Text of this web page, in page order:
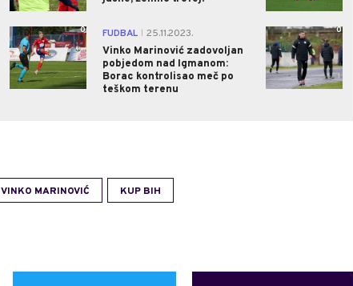
0 FUDBAL
25.11.2023.
Vinko Marinović zadovoljan
pobjedom nad Igmanom:
Borac kontrolisao meč po
teškom terenu
0
VINKO MARINOVIĆ KUP BIH